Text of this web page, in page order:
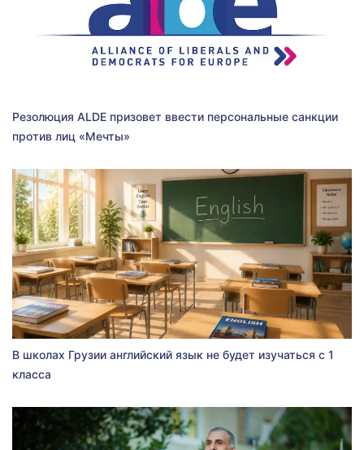
Резолюция ALDE призовет ввести персональные санкции
против лиц «Мечты»
В школах Грузии английский язык не будет изучаться с 1
класса